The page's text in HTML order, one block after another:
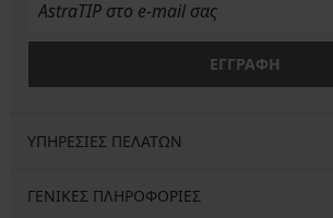
ΕΓΓΡΑΦΗ
ΥΠΗΡΕΣΙΕΣ ΠΕΛΑΤΩΝ
ΓΕΝΙΚΕΣ ΠΛΗΡΟΦΟΡΙΕΣ